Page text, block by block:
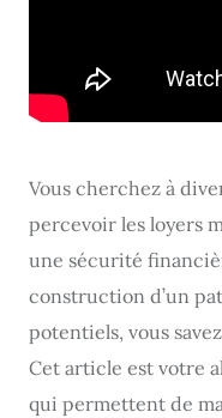
Vous cherchez à
percevoir les loyers
une sécurité
construction d’un
potentiels, vous
Cet article est votre
qui permettent de